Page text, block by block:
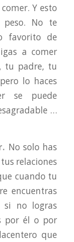
Y esto
No te
favorito de
a comer
tu padre, tu
lo haces
se puede
…
No solo has
relaciones
cuando tu
encuentras
si no logras
por él o por
que